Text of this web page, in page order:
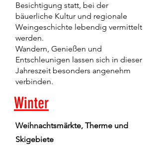
Besichtigung statt, bei der
bäuerliche Kultur und regionale
Weingeschichte lebendig vermittelt
werden.
Wandern, Genießen und
Entschleunigen lassen sich in dieser
Jahreszeit besonders angenehm
verbinden.
Winter
Weihnachtsmärkte, Therme und
Skigebiete